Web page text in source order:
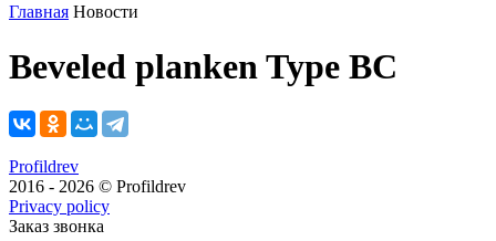
Главная Новости
Beveled planken Type BC
Profildrev
2016 - 2026 © Profildrev
Privacy policy
Заказ звонка